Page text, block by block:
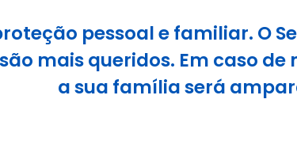
pessoal e familiar. O
mais queridos. Em caso
a sua família será